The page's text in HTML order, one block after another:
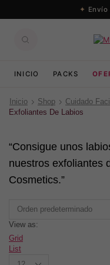
INICIO PACKS
Inicio Shop Cuidado
Exfoliantes De Labios
“Consigue unos
nuestros exfoliantes
Cosmetics.”
View as:
Grid
List